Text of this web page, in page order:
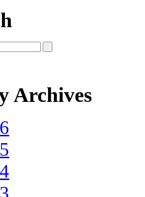
Archives